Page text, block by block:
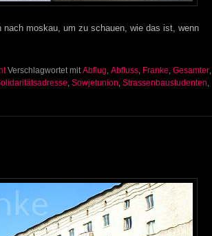
moskau, um zu schauen, wie das ist, wenn
Verschlagwortet mit Abflug, Abfluss, Franke, Gesamter,
, Sowjetunion, Strassenbaustudenten,